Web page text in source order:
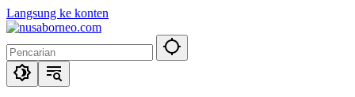
Langsung ke konten